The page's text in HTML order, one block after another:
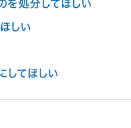
を処分してほしい
しい
してほしい